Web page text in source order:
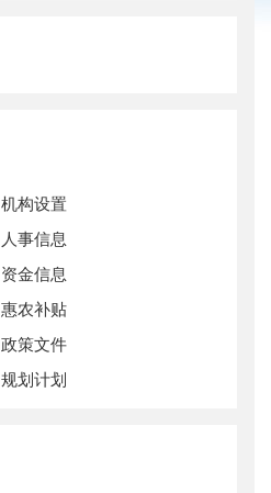
机构设置
人事信息
资金信息
惠农补贴
政策文件
规划计划